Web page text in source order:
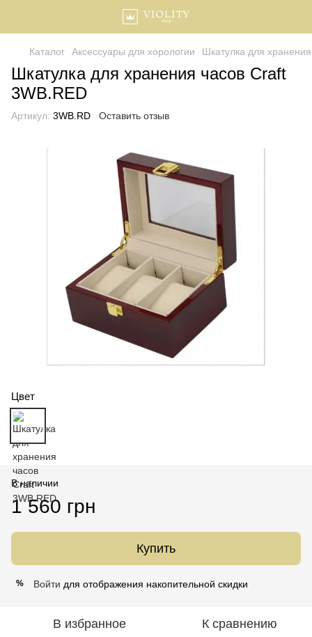
Каталог Аксессуары для хорологии Шкатулка для
Шкатулка для хранения часов Craft
3WB.RED
Артикул: 3WB.RD Оставить отзыв
Цвет
В наличии
1 560 грн
Купить
% Войти для отображения накопительной скидки
В избранное К сравнению